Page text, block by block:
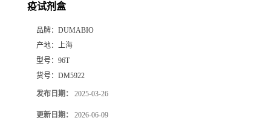
疫试剂盒
品牌： DUMABIO
产地： 上海
型号： 96T
货号： DM5922
发布日期： 2025-03-26
更新日期： 2026-06-09